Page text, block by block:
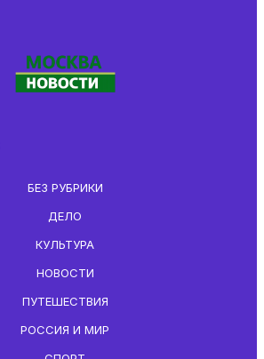
БЕЗ РУБРИКИ
ДЕЛО
КУЛЬТУРА
НОВОСТИ
ПУТЕШЕСТВИЯ
РОССИЯ И МИР